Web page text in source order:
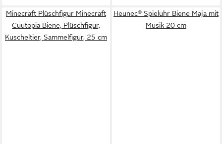
Minecraft Plüschfigur Minecraft
Cuutopia Biene, Plüschfigur,
Kuscheltier, Sammelfigur, 25 cm
Heunec® Spieluhr Biene Maja mit
Musik 20 cm